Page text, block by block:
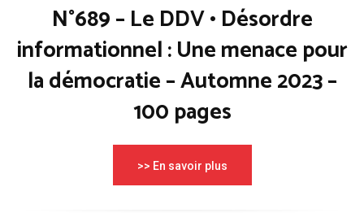
N°689 – Le DDV • Désordre
informationnel : Une menace pour
la démocratie – Automne 2023 –
100 pages
>> En savoir plus